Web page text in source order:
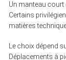
Un manteau court
Certains
matières
Le choix dépend
Déplacements à
r
c
h
r
: